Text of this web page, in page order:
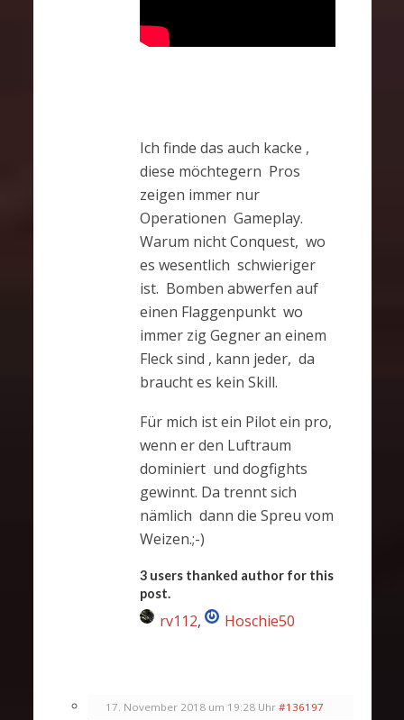
Ich finde das auch kacke ,
diese möchtegern Pros
zeigen immer nur
Operationen Gameplay.
Warum nicht Conquest, wo
es wesentlich schwieriger
ist. Bomben abwerfen auf
einen Flaggenpunkt wo
immer zig Gegner an einem
Fleck sind , kann jeder, da
braucht es kein Skill.
Für mich ist ein Pilot ein pro,
wenn er den Luftraum
dominiert und dogfights
gewinnt. Da trennt sich
nämlich dann die Spreu vom
Weizen.;-)
3 users thanked author for this
post.
rv112, Hoschie50
17. November 2018 um 19:28 Uhr #136197